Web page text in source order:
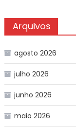
Arquivos
agosto 2026
julho 2026
junho 2026
maio 2026